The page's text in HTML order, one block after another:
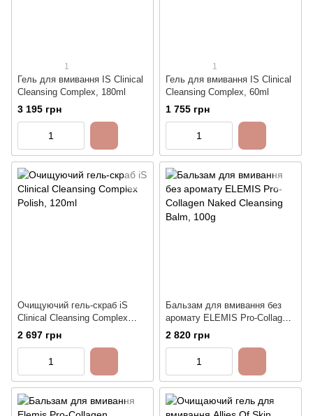
1
Гель для вмивання IS Clinical
Cleansing Complex, 180ml
3 195 грн
1
Гель для вмивання IS Clinical
Cleansing Complex, 60ml
1 755 грн
Очищуючий гель-скраб iS
Clinical Cleansing Complex
Polish, 120ml
2 697 грн
Бальзам для вмивання без
аромату ELEMIS Pro-Collagen
Naked Cleansing Balm, 100g
2 820 грн